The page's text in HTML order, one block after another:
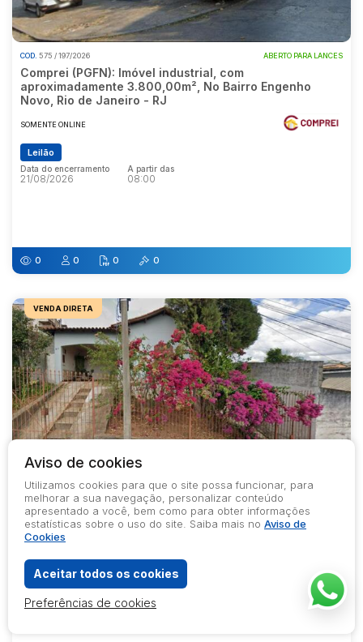
COD. 575 / 197/2026 ABERTO PARA LANCES
Comprei (PGFN): Imóvel industrial, com
aproximadamente 3.800,00m², No Bairro Engenho
Novo, Rio de Janeiro - RJ
SOMENTE ONLINE
Leilão
Data do encerramento
21/08/2026
A partir das
08:00
0 0 0 0
VENDA DIRETA
COD.517 / 141/2026 ABERTO PARA LANCES
Comprei (PGFN): Casa residencial, com 130m², em
Parque Boa Vista, Varginha - MG
SOMENTE ONLINE
Leilão
Aviso de cookies
Utilizamos cookies para que o site possa funcionar, para
melhorar a sua navegação, personalizar conteúdo
apresentado a você, bem como para obter informações
estatísticas sobre o uso do site. Saiba mais no Aviso de
Cookies
Aceitar todos os cookies
Preferências de cookies